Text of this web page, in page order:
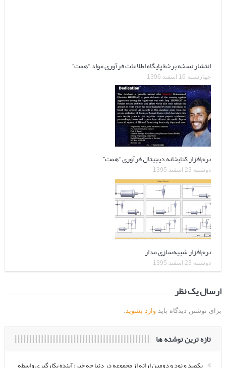
انتشار نسخه برخط پایگاه اطلاعات فرآوری مواد “همت”
چهارشنبه 16 اسفند 1396
نرم‌افزار کتابخانه دیجیتال فرآوری “همت”
دوشنبه 23 اسفند 1395
نرم‌افزار شبیه‌سازی مدار
دوشنبه 23 اسفند 1395
ارسال یک نظر
برای نوشتن دیدگاه باید وارد بشوید
تازه ترین نوشته ها